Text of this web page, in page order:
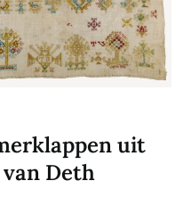
uit
Deth